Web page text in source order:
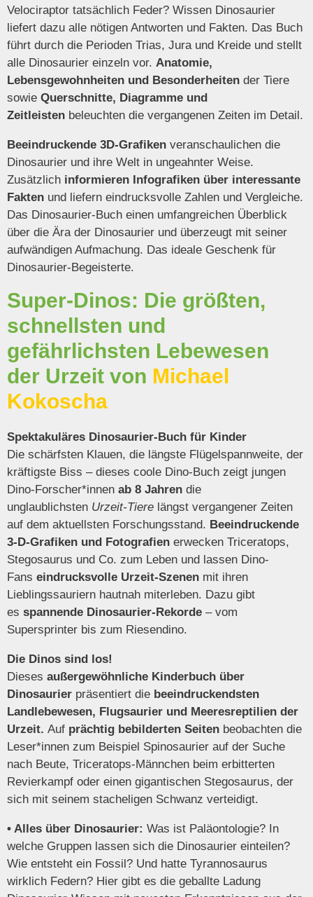
Velociraptor tatsächlich Feder? Wissen Dinosaurier
liefert dazu alle nötigen Antworten und Fakten. Das Buch
führt durch die Perioden Trias, Jura und Kreide und stellt
alle Dinosaurier einzeln vor. Anatomie,
Lebensgewohnheiten und Besonderheiten der Tiere
sowie Querschnitte, Diagramme und
Zeitleisten beleuchten die vergangenen Zeiten im Detail.
Beeindruckende 3D-Grafiken veranschaulichen die
Dinosaurier und ihre Welt in ungeahnter Weise.
Zusätzlich informieren Infografiken über interessante
Fakten und liefern eindrucksvolle Zahlen und Vergleiche.
Das Dinosaurier-Buch einen umfangreichen Überblick
über die Ära der Dinosaurier und überzeugt mit seiner
aufwändigen Aufmachung. Das ideale Geschenk für
Dinosaurier-Begeisterte.
Super-Dinos: Die größten,
schnellsten und
gefährlichsten Lebewesen
der Urzeit von Michael
Kokoscha
Spektakuläres Dinosaurier-Buch für Kinder
Die schärfsten Klauen, die längste Flügelspannweite, der
kräftigste Biss – dieses coole Dino-Buch zeigt jungen
Dino-Forscher*innen ab 8 Jahren die
unglaublichsten Urzeit-Tiere längst vergangener Zeiten
auf dem aktuellsten Forschungsstand. Beeindruckende
3-D-Grafiken und Fotografien erwecken Triceratops,
Stegosaurus und Co. zum Leben und lassen Dino-
Fans eindrucksvolle Urzeit-Szenen mit ihren
Lieblingssauriern hautnah miterleben. Dazu gibt
es spannende Dinosaurier-Rekorde – vom
Supersprinter bis zum Riesendino.
Die Dinos sind los!
Dieses außergewöhnliche Kinderbuch über
Dinosaurier präsentiert die beeindruckendsten
Landlebewesen, Flugsaurier und Meeresreptilien der
Urzeit. Auf prächtig bebilderten Seiten beobachten die
Leser*innen zum Beispiel Spinosaurier auf der Suche
nach Beute, Triceratops-Männchen beim erbitterten
Revierkampf oder einen gigantischen Stegosaurus, der
sich mit seinem stacheligen Schwanz verteidigt.
• Alles über Dinosaurier: Was ist Paläontologie? In
welche Gruppen lassen sich die Dinosaurier einteilen?
Wie entsteht ein Fossil? Und hatte Tyrannosaurus
wirklich Federn? Hier gibt es die geballte Ladung